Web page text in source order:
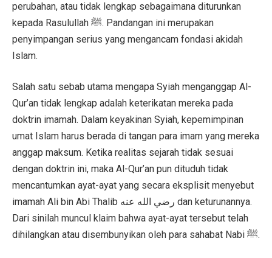
perubahan, atau tidak lengkap sebagaimana diturunkan
kepada Rasulullah ﷺ. Pandangan ini merupakan
penyimpangan serius yang mengancam fondasi akidah
Islam.
Salah satu sebab utama mengapa Syiah menganggap Al-
Qur’an tidak lengkap adalah keterikatan mereka pada
doktrin imamah. Dalam keyakinan Syiah, kepemimpinan
umat Islam harus berada di tangan para imam yang mereka
anggap maksum. Ketika realitas sejarah tidak sesuai
dengan doktrin ini, maka Al-Qur’an pun dituduh tidak
mencantumkan ayat-ayat yang secara eksplisit menyebut
imamah Ali bin Abi Thalib رضي الله عنه dan keturunannya.
Dari sinilah muncul klaim bahwa ayat-ayat tersebut telah
dihilangkan atau disembunyikan oleh para sahabat Nabi ﷺ.